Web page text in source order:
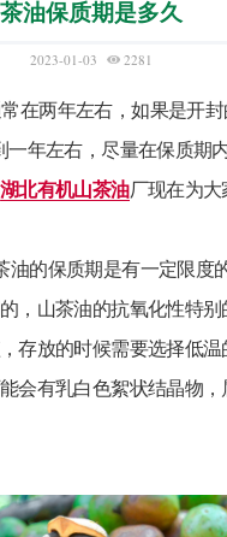
01-03 2281
心 网上商
识 招商
茶油保质期是多久
2023-01-03 2281
在两年左右，如果是开
一年左右，尽量在保质期
湖北有机山茶油厂现在为大
油的保质期是有一定限度
，山茶油的抗氧化性特别
存放的时候需要选择低温
会有乳白色絮状结晶物，